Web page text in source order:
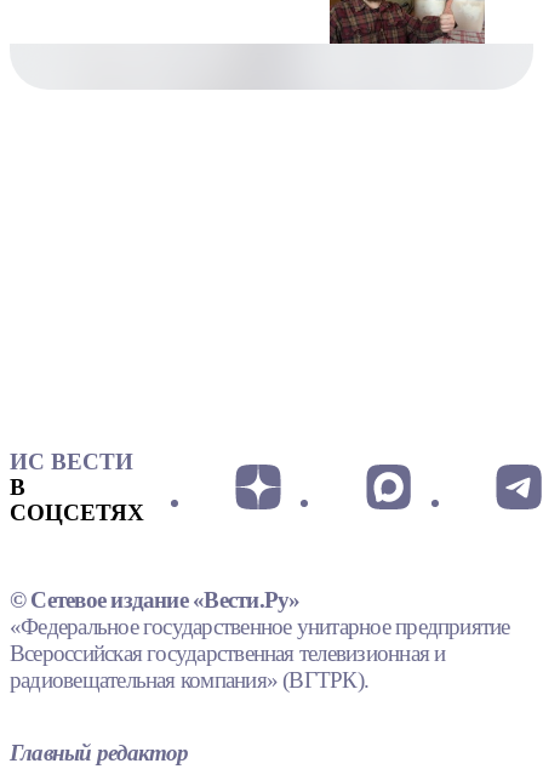
ИС ВЕСТИ
В
СОЦСЕТЯХ
© Сетевое издание «Вести.Ру»
«Федеральное государственное унитарное предприятие
Всероссийская государственная телевизионная и
радиовещательная компания» (ВГТРК).
Главный редактор